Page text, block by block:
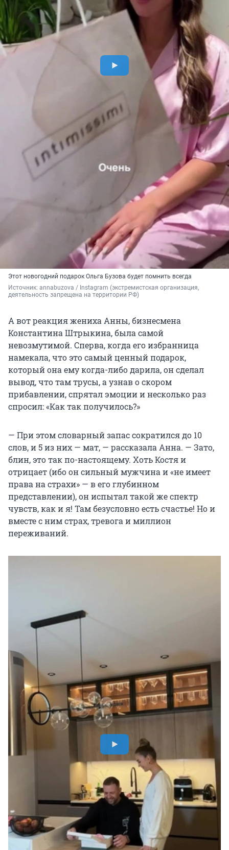
Этот новогодний подарок Ольга Бузова будет помнить всегда
Источник: annabuzova / Instagram (экстремистская организация,
деятельность запрещена на территории РФ)
А вот реакция жениха Анны, бизнесмена
Константина Штрыкина, была самой
невозмутимой. Сперва, когда его избранница
намекала, что это самый ценный подарок,
который она ему когда-либо дарила, он сделал
вывод, что там трусы, а узнав о скором
прибавлении, спрятал эмоции и несколько раз
спросил: «Как так получилось?»
— При этом словарный запас сократился до 10
слов, и 5 из них — мат, — рассказала Анна. — Зато,
блин, это так по-настоящему. Хоть Костя и
отрицает (ибо он сильный мужчина и «не имеет
права на страхи» — в его глубинном
представлении), он испытал такой же спектр
чувств, как и я! Там безусловно есть счастье! Но и
вместе с ним страх, тревога и миллион
переживаний.